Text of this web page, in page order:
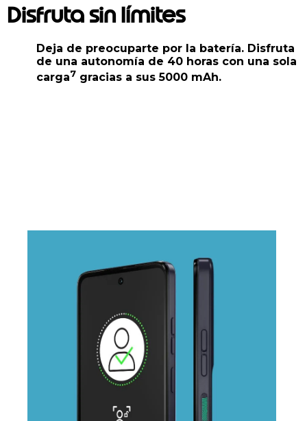
Disfruta sin límites
Deja de preocuparte por la batería. Disfruta
de una autonomía de 40 horas con una sola
carga7 gracias a sus 5000 mAh.